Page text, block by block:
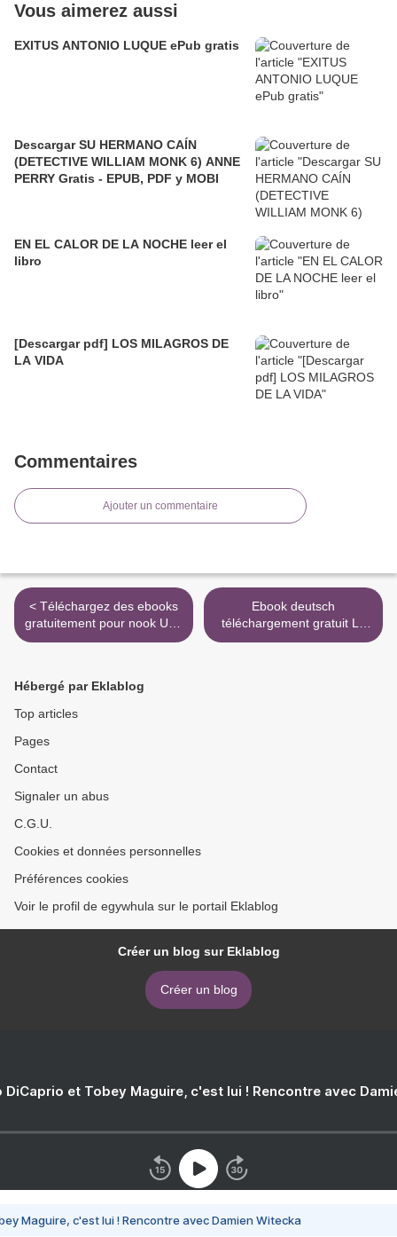
Vous aimerez aussi
EXITUS ANTONIO LUQUE ePub gratis
Descargar SU HERMANO CAÍN
(DETECTIVE WILLIAM MONK 6) ANNE
PERRY Gratis - EPUB, PDF y MOBI
EN EL CALOR DE LA NOCHE leer el
libro
[Descargar pdf] LOS MILAGROS DE
LA VIDA
Commentaires
Ajouter un commentaire
< Téléchargez des ebooks
gratuitement pour nook Une
langue venue d'ailleurs
Ebook deutsch
téléchargement gratuit La
petite amie ePub DJVU
Hébergé par Eklablog
Top articles
Pages
Contact
Signaler un abus
C.G.U.
Cookies et données personnelles
Préférences cookies
Voir le profil de egywhula sur le portail Eklablog
Créer un blog sur Eklablog
Créer un blog
DiCaprio et Tobey Maguire, c'est lui ! Rencontre avec
Maguire, c'est lui ! Rencontre avec Damien Witecka